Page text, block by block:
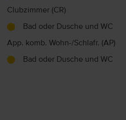
Clubzimmer (CR)
Bad oder Dusche und WC
App. komb. Wohn-/Schlafr. (AP)
Bad oder Dusche und WC